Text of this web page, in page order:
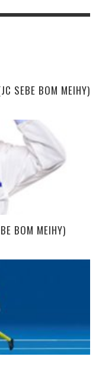
SEBE BOM MEIHY)
BOM MEIHY)